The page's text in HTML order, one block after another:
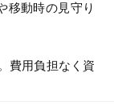
移動時の見守り
費用負担なく資